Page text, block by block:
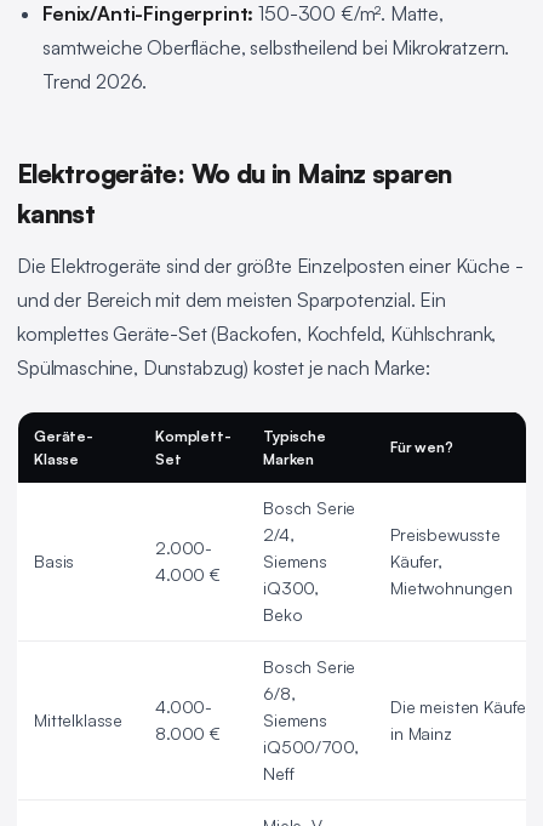
Fenix/Anti-Fingerprint: 150-300 €/m². Matte,
samtweiche Oberfläche, selbstheilend bei Mikrokratzern.
Trend 2026.
Elektrogeräte: Wo du in Mainz sparen
kannst
Die Elektrogeräte sind der größte Einzelposten einer Küche -
und der Bereich mit dem meisten Sparpotenzial. Ein
komplettes Geräte-Set (Backofen, Kochfeld, Kühlschrank,
Spülmaschine, Dunstabzug) kostet je nach Marke:
Geräte-
Klasse
Komplett-
Set
Typische
Marken
Für wen?
Basis
2.000-
4.000 €
Bosch Serie
2/4,
Siemens
iQ300,
Beko
Preisbewusste
Käufer,
Mietwohnungen
Mittelklasse
4.000-
8.000 €
Bosch Serie
6/8,
Siemens
iQ500/700,
Neff
Die meisten Käufer
in Mainz